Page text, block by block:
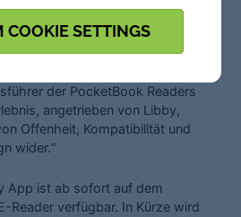
mit OverDrive stärkt
als verlässlicher Partner öffentlicher
der PocketBook Readers
angetrieben von Libby,
Offenheit, Kompatibilität und
wider.“
App ist ab sofort auf dem
Reader verfügbar. In Kürze wird
COOKIE SETTINGS